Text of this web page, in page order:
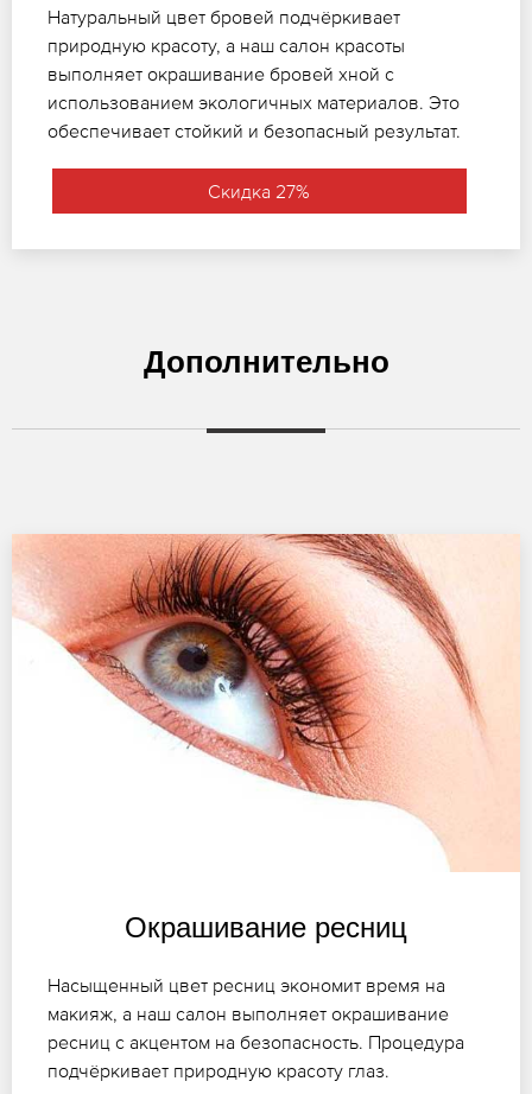
Натуральный цвет бровей подчёркивает
природную красоту, а наш салон красоты
выполняет окрашивание бровей хной с
использованием экологичных материалов. Это
обеспечивает стойкий и безопасный результат.
Скидка 27%
Дополнительно
Окрашивание ресниц
Насыщенный цвет ресниц экономит время на
макияж, а наш салон выполняет окрашивание
ресниц с акцентом на безопасность. Процедура
подчёркивает природную красоту глаз.